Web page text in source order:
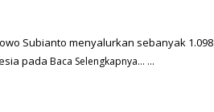
Subianto menyalurkan sebanyak 1.098
pada Baca Selengkapnya…